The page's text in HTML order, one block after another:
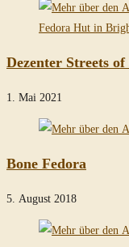
Dezenter Streets
1. Mai 2021
Bone Fedora
5. August 2018